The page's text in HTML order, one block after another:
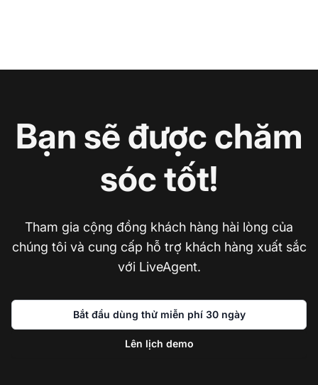
Bạn sẽ được chăm
sóc tốt!
Tham gia cộng đồng khách hàng hài lòng của
chúng tôi và cung cấp hỗ trợ khách hàng xuất sắc
với LiveAgent.
Bắt đầu dùng thử miễn phí 30 ngày
Lên lịch demo